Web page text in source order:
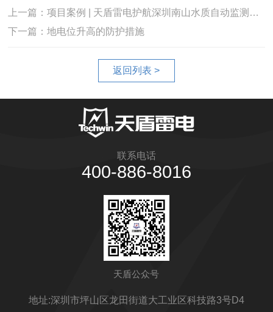
上一篇：项目案例 | 天盾雷电护航深圳南山水质自动监测站运行维护工作项目
下一篇：地电位升高的防护措施
返回列表 >
联系电话
400-886-8016
天盾公众号
地址:深圳市坪山区龙田街道大工业区科技路3号D4